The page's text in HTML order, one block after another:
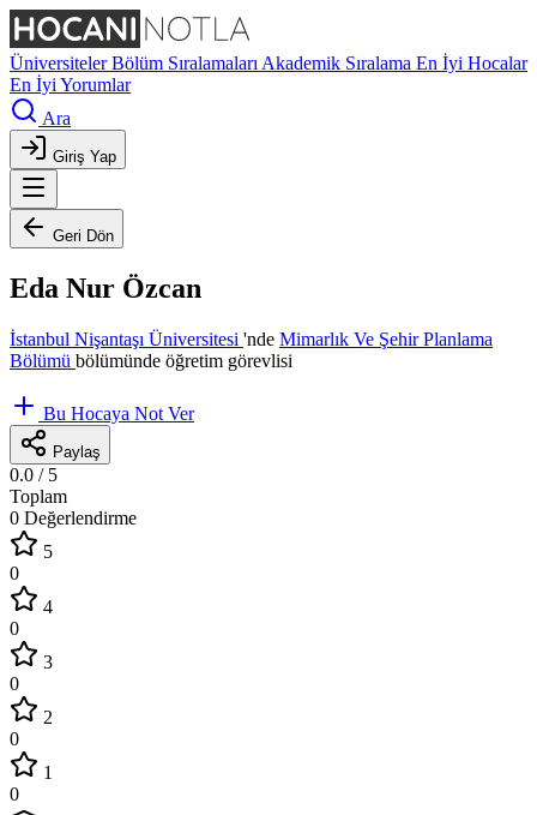
ÜniversitelerBölüm Sıralamaları Akademik Sıralama En İyi Hocalar
En İyi Yorumlar
Ara
Giriş Yap
Geri Dön
Eda Nur Özcan
İstanbul Nişantaşı Üniversitesi 'nde Mimarlık Ve Şehir Planlama
Bölümü bölümünde öğretim görevlisi
Bu Hocaya Not Ver
Paylaş
0.0 / 5
Toplam
0 Değerlendirme
5
0
4
0
3
0
2
0
1
0